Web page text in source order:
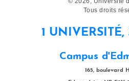
Tous droits
1 UNIVERSITÉ,
Campus
165, boulevard